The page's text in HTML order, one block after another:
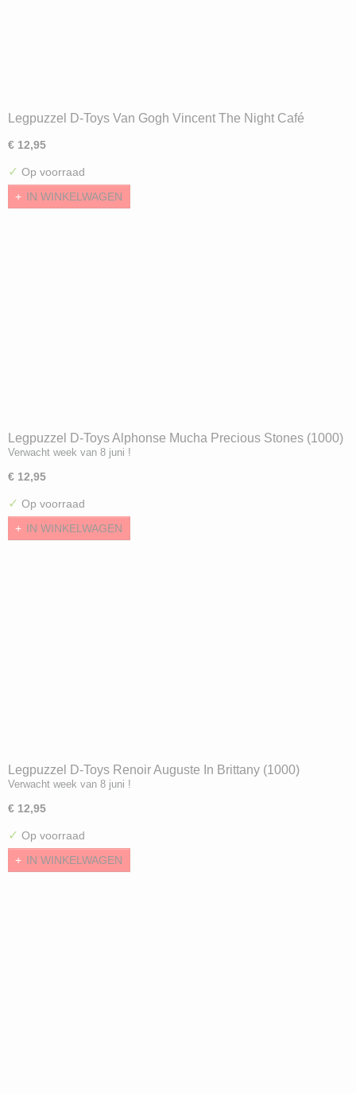
Legpuzzel D-Toys Van Gogh Vincent The Night Café
€ 12,95
✓ Op voorraad
IN WINKELWAGEN
Legpuzzel D-Toys Alphonse Mucha Precious Stones (1000)
Verwacht week van 8 juni !
€ 12,95
✓ Op voorraad
IN WINKELWAGEN
Legpuzzel D-Toys Renoir Auguste In Brittany (1000)
Verwacht week van 8 juni !
€ 12,95
✓ Op voorraad
IN WINKELWAGEN